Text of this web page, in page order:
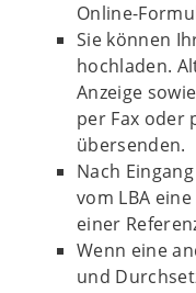
Online-
Sie können
hochladen.
Anzeige
per Fax oder
übersenden.
Nach
vom LBA
einer
Wenn eine
und